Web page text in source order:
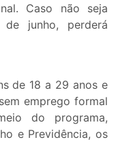
Caso não seja
junho, perderá
de 18 a 29 anos e
emprego formal
do programa,
e Previdência, os